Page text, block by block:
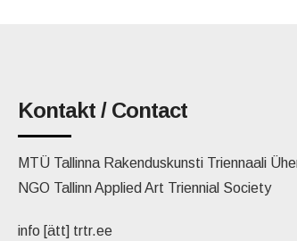
Kontakt / Contact
MTÜ Tallinna Rakenduskunsti Triennaali
NGO Tallinn Applied Art Triennial Society
info [ätt] trtr.ee